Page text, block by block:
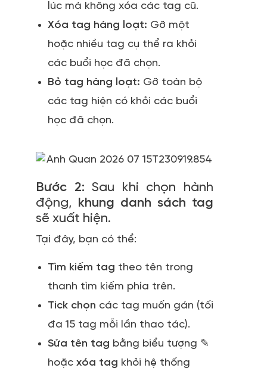
lúc mà không xóa các tag cũ.
Xóa tag hàng loạt: Gỡ một
hoặc nhiều tag cụ thể ra khỏi
các buổi học đã chọn.
Bỏ tag hàng loạt: Gỡ toàn bộ
các tag hiện có khỏi các buổi
học đã chọn.
Bước 2:Sau khi chọn hành
động,
khung danh sách tag
sẽ xuất hiện.
Tại đây, bạn có thể:
Tìm kiếm tag theo tên trong
thanh tìm kiếm phía trên.
Tick chọn các tag muốn gán (tối
đa 15 tag mỗi lần thao tác).
Sửa tên tag bằng biểu tượng ✎
hoặc xóa tag khỏi hệ thống